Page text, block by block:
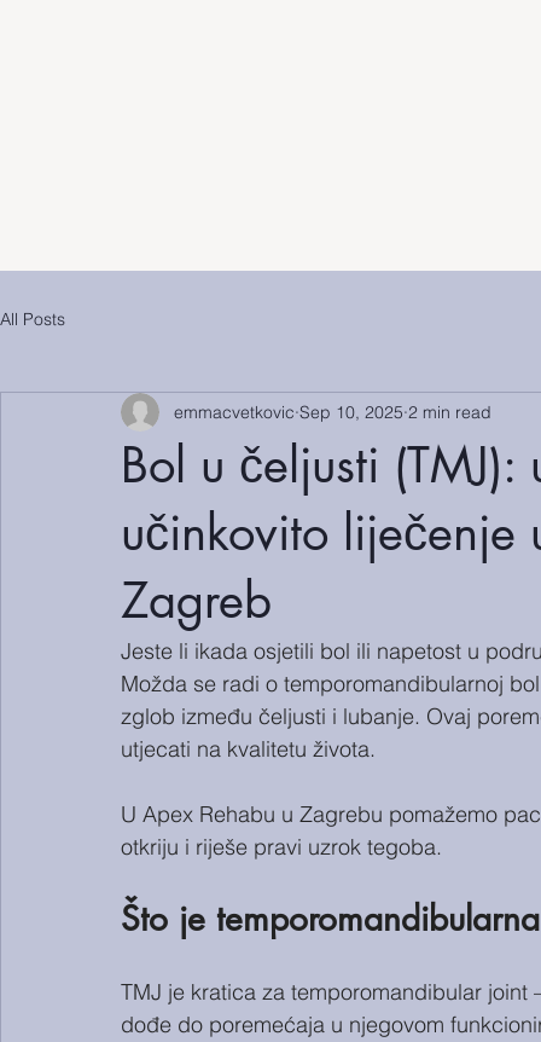
All Posts
Bol u čeljusti
učinkovito liječenje
Zagreb
emmacvetkovic Sep 10, 2025 2 min read
Jeste li ikada osjetili bol ili napetost u
Možda se radi o temporomandibularnoj
zglob između čeljusti i lubanje. Ovaj
utjecati na kvalitetu života.
U Apex Rehabu u Zagrebu pomažemo
otkriju i riješe pravi uzrok tegoba.
Što je
TMJ je kratica za temporomandibular
dođe do poremećaja u njegovom